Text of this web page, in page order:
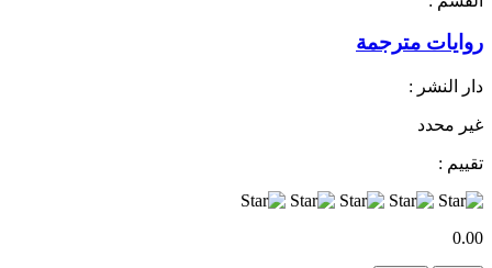
روايات مترجمة
دار النشر :
غير محدد
تقييم :
0.00